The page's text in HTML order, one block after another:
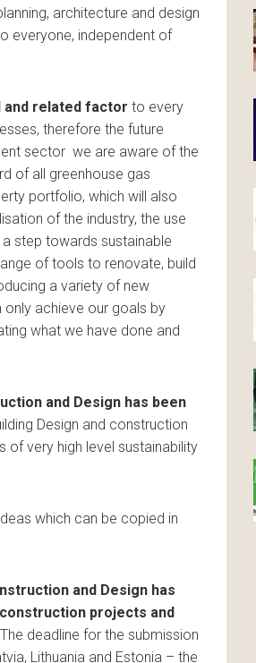
architecture and design
everyone, independent of
and related factor to every
therefore the future
sector we are aware of the
of all greenhouse gas
portfolio, which will also
of the industry, the use
step towards sustainable
of tools to renovate, build
a variety of new
achieve our goals by
what we have done and
and Design has been
Design and construction
very high level sustainability
which can be copied in
and Design has
projects and
The deadline for the submission
Lithuania and Estonia – the